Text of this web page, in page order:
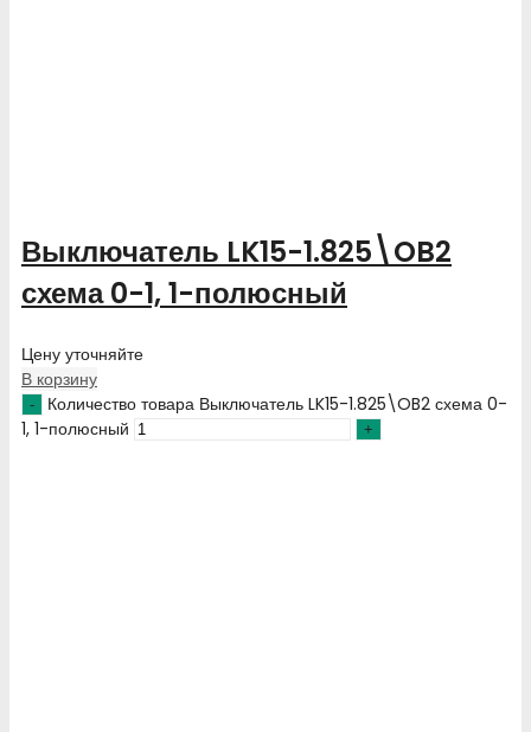
Выключатель LK15-1.825\OB2
схема 0-1, 1-полюсный
Цену уточняйте
В корзину
Количество товара Выключатель LK15-1.825\OB2 схема 0-
1, 1-полюсный